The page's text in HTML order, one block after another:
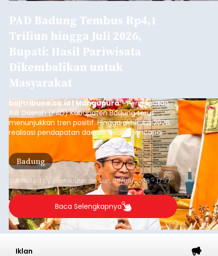
PAD Badung Tembus Rp4,1
Triliun hingga Juli 2026,
Bupati: Hasil Pariwisata
Dikembalikan untuk
Masyarakat
balitribune.co.id | Mangupura- Pendapatan
Asli Daerah (PAD) Kabupaten Badung terus
menunjukkan tren positif. Hingga akhir Juli 2026,
realisasi pendapatan daerah telah mencapai
Rp4,1 triliun atau rata-rata sekitar Rp730 miliar
per bulan, meningkat signifikan dibandingkan
rata-rata penerimaan sebelumnya yang berkisar
Rp350 miliar hingga Rp400 miliar per bulan.
Badung
Submitted by contributoronSun, 08/09/2026 - 17:37
Baca Selengkapnya
Iklan